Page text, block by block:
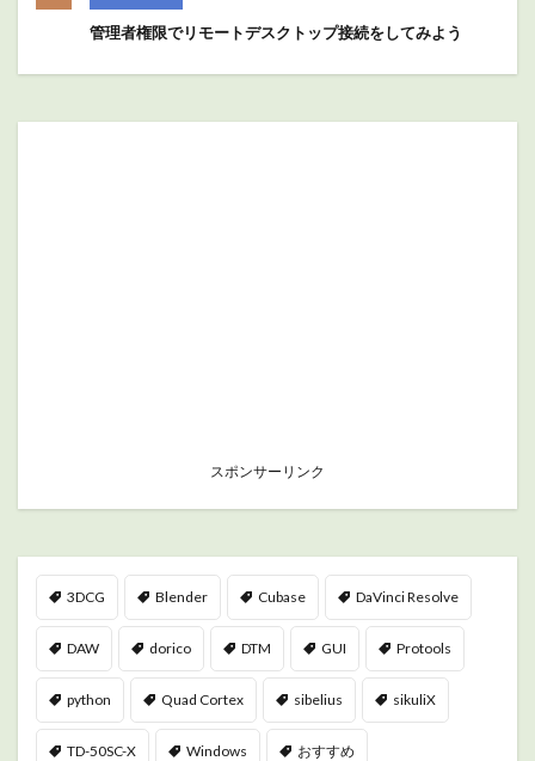
管理者権限でリモートデスクトップ接続をしてみよう
スポンサーリンク
3DCG Blender Cubase DaVinci Resolve
DAW dorico DTM GUI Protools
python Quad Cortex sibelius sikuliX
TD-50SC-X Windows おすすめ